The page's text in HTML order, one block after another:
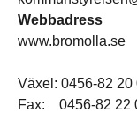
Webbadress
www.bromolla.se
Växel: 0456-82 20
Fax: 0456-82 22